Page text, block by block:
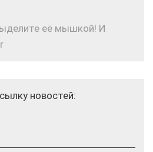
её мышкой! И
новостей: